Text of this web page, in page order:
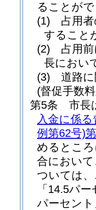
ることが
(1)
占用
すること
(2)
占用
長におい
(3)
道路
(督促手数
第5条
市長
入金に係
例第62号)
めるとこ
合において
ついては
「14.5パ
パーセン